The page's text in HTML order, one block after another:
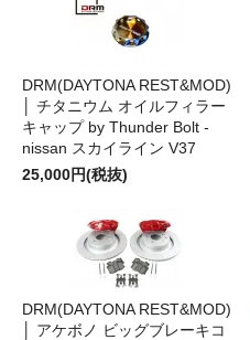
DRM(DAYTONA REST&MOD)
│ チタニウム オイルフィラー
キャップ by Thunder Bolt -
nissan スカイライン V37
25,000円(税抜)
DRM(DAYTONA REST&MOD)
│ アケボノ ビッグブレーキコ